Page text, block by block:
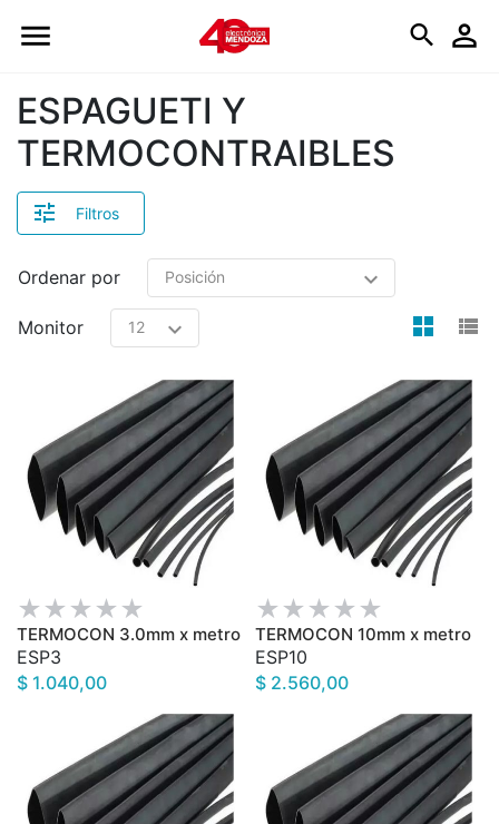
ESPAGUETI Y
TERMOCONTRAIBLES
Filtros
Ordenar por
Monitor
TERMOCON 3.0mm x metro
ESP3
$ 1.040,00
TERMOCON 10mm x metro
ESP10
$ 2.560,00